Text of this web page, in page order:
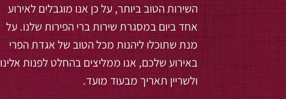
השירות הטוב ביותר, על כן אנו מוגבלים לאירוע
אחד ביום במסגרת שירות ברי הפירות שלנו. על
מנת שתוכלו ליהנות מכל הטוב של אגדת הפרי
באירוע שלכם, אנו ממליצים בהחלט לפנות אלינו
ולשריין תאריך מבעוד מועד.